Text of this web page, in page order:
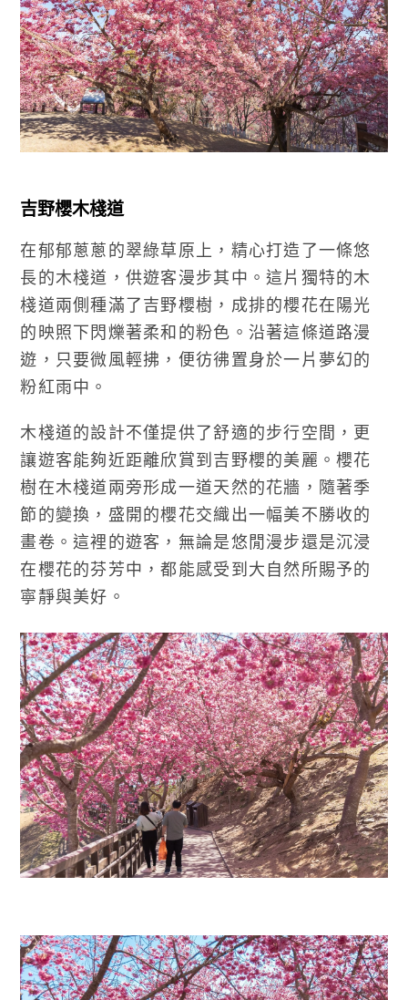
吉野櫻木棧道
在郁郁蔥蔥的翠綠草原上，精心打造了一條悠
長的木棧道，供遊客漫步其中。這片獨特的木
棧道兩側種滿了吉野櫻樹，成排的櫻花在陽光
的映照下閃爍著柔和的粉色。沿著這條道路漫
遊，只要微風輕拂，便彷彿置身於一片夢幻的
粉紅雨中。
木棧道的設計不僅提供了舒適的步行空間，更
讓遊客能夠近距離欣賞到吉野櫻的美麗。櫻花
樹在木棧道兩旁形成一道天然的花牆，隨著季
節的變換，盛開的櫻花交織出一幅美不勝收的
畫卷。這裡的遊客，無論是悠閒漫步還是沉浸
在櫻花的芬芳中，都能感受到大自然所賜予的
寧靜與美好。